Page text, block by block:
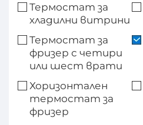
Термостат за
хладилни витрини
Термостат за
фризер с четири
или шест врати
Хоризонтален
термостат за
фризер